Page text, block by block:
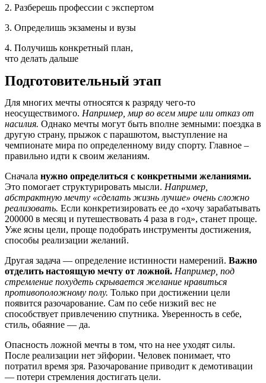
2. Разберешь профессии с экспертом
3. Определишь экзамены и вузы
4. Получишь конкретный план,
что делать дальше
Подготовительный этап
Для многих мечты относятся к разряду чего-то
неосуществимого. Например, мир во всем мире или отказ от
насилия. Однако мечты могут быть вполне земными: поездка в
другую страну, прыжок с парашютом, выступление на
чемпионате мира по определенному виду спорту. Главное ‒
правильно идти к своим желаниям.
Сначала нужно определиться с конкретными желаниями.
Это помогает структурировать мысли. Например,
абстрактную мечту «сделать жизнь лучше» очень сложно
реализовать. Если конкретизировать ее до «хочу зарабатывать
200000 в месяц и путешествовать 4 раза в год», станет проще.
Уже ясны цели, проще подобрать инструменты достижения,
способы реализации желаний.
Другая задача — определение истинности намерений. Важно
отделить настоящую мечту от ложной. Например, под
стремление похудеть скрывается желание нравиться
противоположному полу. Только при достижении цели
появится разочарование. Сам по себе низкий вес не
способствует привлечению спутника. Уверенность в себе,
стиль, обаяние — да.
Опасность ложной мечты в том, что на нее уходят силы.
После реализации нет эйфории. Человек понимает, что
потратил время зря. Разочарование приводит к демотивации
— потери стремления достигать цели.